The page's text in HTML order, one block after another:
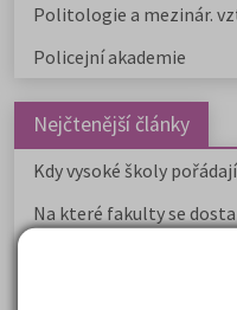
Politologie a mezinár.
Policejní akademie
Nejčtenější články
Kdy vysoké školy
Na které fakulty se